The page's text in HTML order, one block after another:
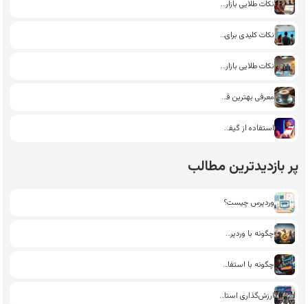
نکات طلایی بازاریابی اینترنتی: چگونه…
نکات کلیدی برای سرمایه گذاری…
نکات طلایی بازاریابی اینترنتی: چگونه…
معرفی بهترین فروشگاه برای خرید…
استفاده از گیفت کارت در…
پر بازدیدترین مطالب
وردپرس چیست؟
چگونه با وردپرس یک فروشگاه…
چگونه با استفاده از تکنیک‌های…
ارزش‌گذاری استارت‌آپ: راهکارهای جذب سرمایه‌گذار